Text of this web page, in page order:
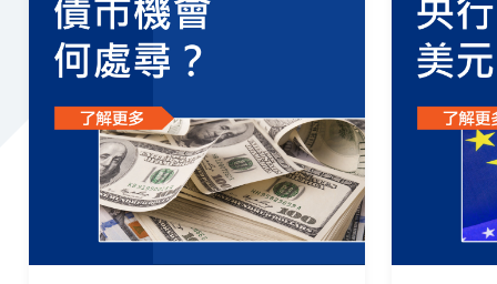
2026.08.04 ｜ 2026.07.28